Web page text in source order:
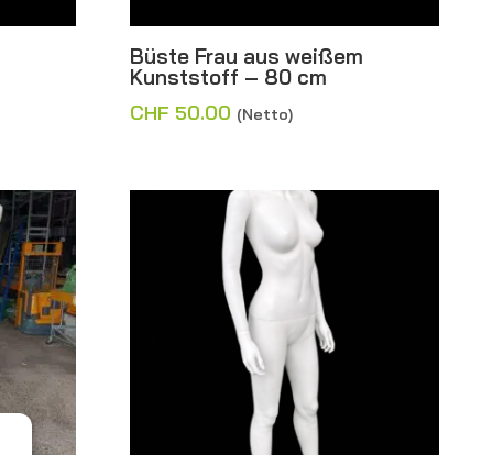
Büste Frau aus weißem
Kunststoff – 80 cm
CHF 50.00 (Netto)